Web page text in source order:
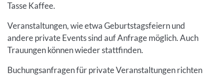
Tasse Kaffee.
Veranstaltungen, wie etwa Geburtstagsfeiern und
andere private Events sind auf Anfrage möglich. Auch
Trauungen können wieder stattfinden.
Buchungsanfragen für private Veranstaltungen richten